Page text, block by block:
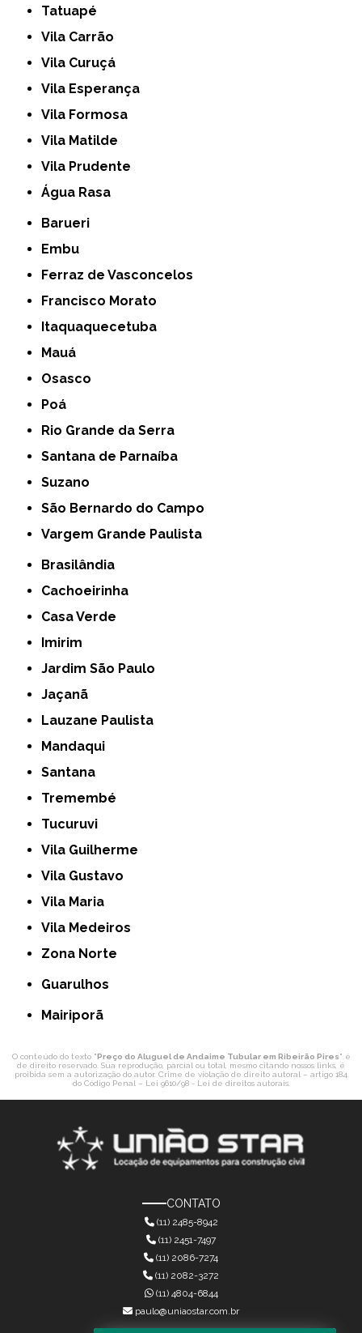
Tatuapé
Vila Carrão
Vila Curuçá
Vila Esperança
Vila Formosa
Vila Matilde
Vila Prudente
Água Rasa
Barueri
Embu
Ferraz de Vasconcelos
Francisco Morato
Itaquaquecetuba
Mauá
Osasco
Poá
Rio Grande da Serra
Santana de Parnaíba
Suzano
São Bernardo do Campo
Vargem Grande Paulista
Brasilândia
Cachoeirinha
Casa Verde
Imirim
Jardim São Paulo
Jaçanã
Lauzane Paulista
Mandaqui
Santana
Tremembé
Tucuruvi
Vila Guilherme
Vila Gustavo
Vila Maria
Vila Medeiros
Zona Norte
Guarulhos
Mairiporã
O conteúdo do texto "Preço do Aluguel de Andaime Tubular em Ribeirão Pires" é
de direito reservado. Sua reprodução, parcial ou total, mesmo citando nossos links, é
proibida sem a autorização do autor. Crime de violação de direito autoral – artigo 184
do Código Penal – Lei 9610/98 - Lei de direitos autorais.
CONTATO
(11) 2485-8942
(11) 2451-7497
(11) 2086-7274
(11) 4804-6844
(11) 2082-3272
paulo@uniaostar.com.br